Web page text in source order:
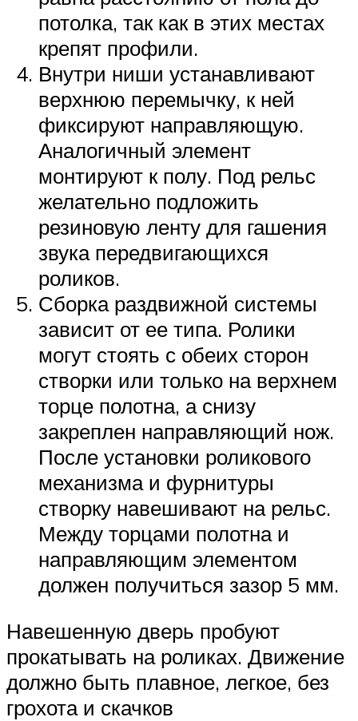
потолка, так как в этих местах
крепят профили.
Внутри ниши устанавливают
верхнюю перемычку, к ней
фиксируют направляющую.
Аналогичный элемент
монтируют к полу. Под рельс
желательно подложить
резиновую ленту для гашения
звука передвигающихся
роликов.
Сборка раздвижной системы
зависит от ее типа. Ролики
могут стоять с обеих сторон
створки или только на верхнем
торце полотна, а снизу
закреплен направляющий нож.
После установки роликового
механизма и фурнитуры
створку навешивают на рельс.
Между торцами полотна и
направляющим элементом
должен получиться зазор 5 мм.
Навешенную дверь пробуют
прокатывать на роликах. Движение
должно быть плавное, легкое, без
грохота и скачков